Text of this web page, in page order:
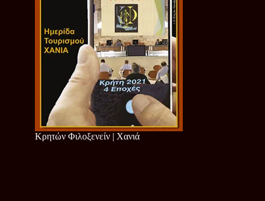
Κρητών Φιλοξενείν | Χανιά